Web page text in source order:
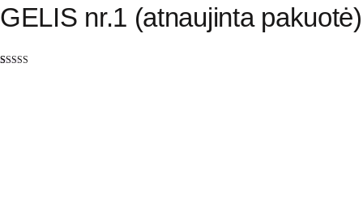
GELIS nr.1 (atnaujinta pakuotė)